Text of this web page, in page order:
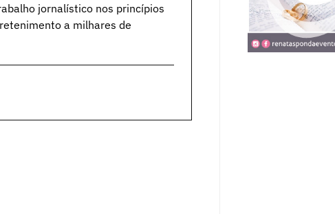
jornalístico nos princípios
a milhares de